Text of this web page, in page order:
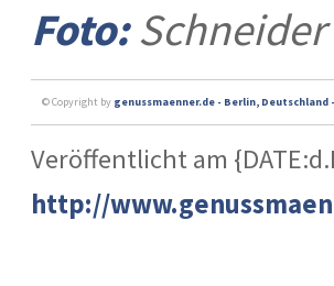
Foto:
© Copyright by genussmaenner.de - Berlin,
Veröffentlicht am
http://